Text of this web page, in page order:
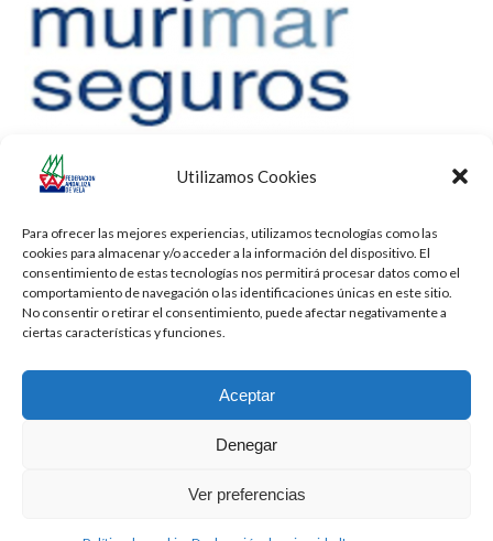
Utilizamos Cookies
Para ofrecer las mejores experiencias, utilizamos tecnologías como las
cookies para almacenar y/o acceder a la información del dispositivo. El
consentimiento de estas tecnologías nos permitirá procesar datos como el
comportamiento de navegación o las identificaciones únicas en este sitio.
No consentir o retirar el consentimiento, puede afectar negativamente a
ciertas características y funciones.
Aceptar
Denegar
Ver preferencias
Todos los derechos reservados -Privacidad